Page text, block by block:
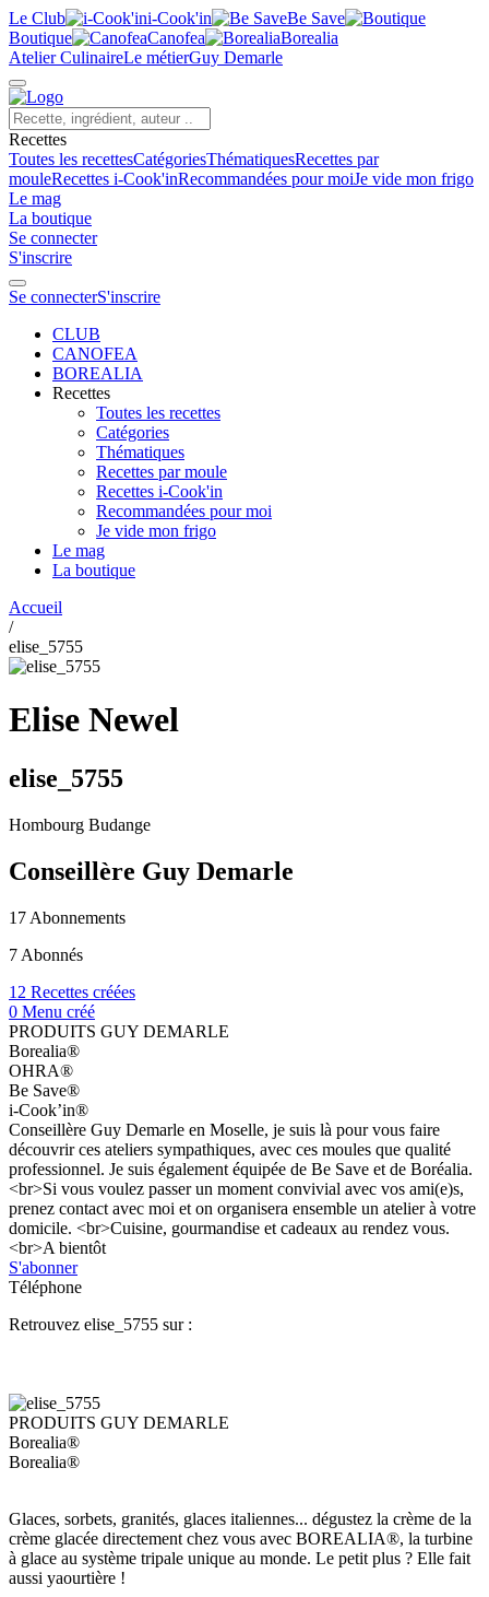
Le Club i-Cook'in
Be Save
Boutique
Canofea
Borealia
Atelier CulinaireLe métierGuy Demarle
Recettes
Toutes les recettesCatégoriesThématiquesRecettes par
mouleRecettes i-Cook'inRecommandées pour moiJe vide mon frigo
Le mag
La boutique
Se connecter
S'inscrire
Se connecterS'inscrire
CLUB
CANOFEA
BOREALIA
Recettes
Toutes les recettes
Catégories
Thématiques
Recettes par moule
Recettes i-Cook'in
Recommandées pour moi
Je vide mon frigo
Le mag
La boutique
Accueil
/
elise_5755
Elise Newel
elise_5755
Hombourg Budange
Conseillère Guy Demarle
17 Abonnements
7 Abonnés
12 Recettes créées
0 Menu créé
PRODUITS GUY DEMARLE
Borealia®
OHRA®
Be Save®
i-Cook’in®
Conseillère Guy Demarle en Moselle, je suis là pour vous faire
découvrir ces ateliers sympathiques, avec ces moules que qualité
professionnel. Je suis également équipée de Be Save et de Boréalia.
<br>Si vous voulez passer un moment convivial avec vos ami(e)s,
prenez contact avec moi et on organisera ensemble un atelier à votre
domicile. <br>Cuisine, gourmandise et cadeaux au rendez vous.
<br>A bientôt
S'abonner
Téléphone
Retrouvez elise_5755 sur :
PRODUITS GUY DEMARLE
Borealia®
Borealia®
Glaces, sorbets, granités, glaces italiennes... dégustez la crème de la
crème glacée directement chez vous avec BOREALIA®, la turbine
à glace au système tripale unique au monde. Le petit plus ? Elle fait
aussi yaourtière !